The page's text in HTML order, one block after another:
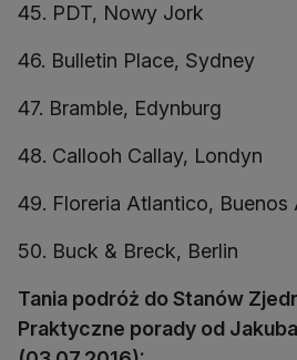
45. PDT, Nowy Jork
46. Bulletin Place, Sydney
47. Bramble, Edynburg
48. Callooh Callay, Londyn
49. Floreria Atlantico, Buenos
50. Buck & Breck, Berlin
Tania podróż do Stanów
Praktyczne porady od